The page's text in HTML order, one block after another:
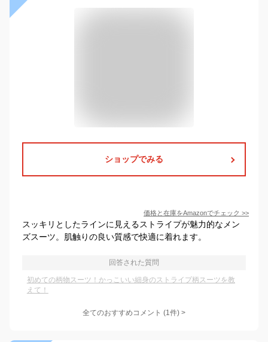
ショップでみる
価格と在庫をAmazonでチェック >>
スッキリとしたラインに見えるストライプが魅力的なメン
ズスーツ。肌触りの良い質感で快適に着れます。
回答された質問
初めての柄物スーツ！かっこいい細身のストライプ柄スーツを教
えて！
全てのおすすめコメント (1件) >